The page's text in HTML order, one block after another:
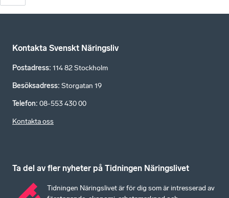
Kontakta Svenskt Näringsliv
Postadress: 114 82 Stockholm
Besöksadress: Storgatan 19
Telefon: 08-553 430 00
Kontakta oss
Ta del av fler nyheter på Tidningen Näringslivet
Tidningen Näringslivet är för dig som är intresserad av